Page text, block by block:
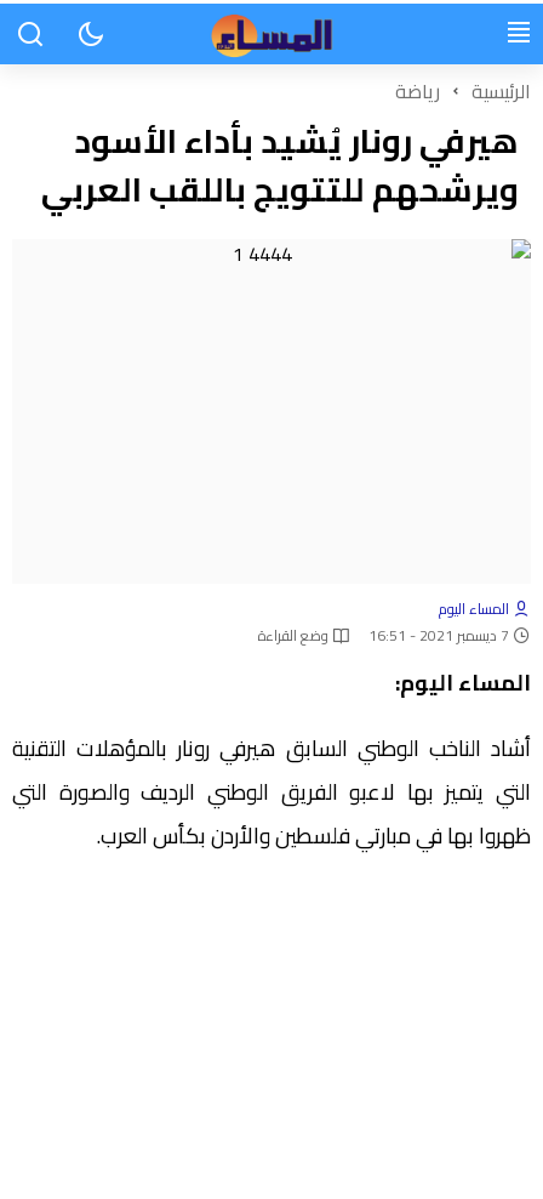
الرئيسية رياضة
هيرفي رونار يُشيد بأداء الأسود
ويرشحهم للتتويج باللقب العربي
المساء اليوم
7 ديسمبر 2021 - 16:51
وضع القراءة
المساء اليوم:
أشاد الناخب الوطني السابق هيرفي رونار بالمؤهلات التقنية
التي يتميز بها لاعبو الفريق الوطني الرديف والصورة التي
ظهروا بها في مبارتي فلسطين والأردن بكأس العرب.